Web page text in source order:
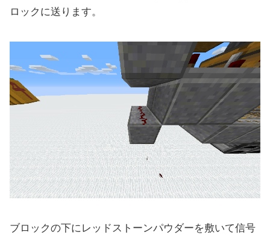
ロックに送ります。
ブロックの下にレッドストーンパウダーを敷いて信号